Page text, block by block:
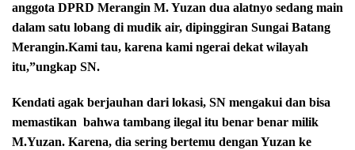
anggota DPRD Merangin M. Yuzan dua alatnyo sedang main
dalam satu lobang di mudik air, dipinggiran Sungai Batang
Merangin.Kami tau, karena kami ngerai dekat wilayah
itu,”ungkap SN.
Kendati agak berjauhan dari lokasi, SN mengakui dan bisa
memastikan bahwa tambang ilegal itu benar benar milik
M.Yuzan. Karena, dia sering bertemu dengan Yuzan ke